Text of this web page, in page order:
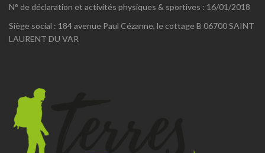
N° de déclaration et activités physiques & sportives : 16/01/2018
Siège social : 184 avenue Paul Cézanne, le cottage B 06700 SAINT
LAURENT DU VAR